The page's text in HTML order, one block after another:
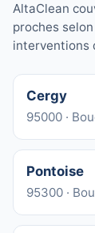
AltaClean
proches
interventions
Cergy
95000 ·
Pontoise
95300 ·